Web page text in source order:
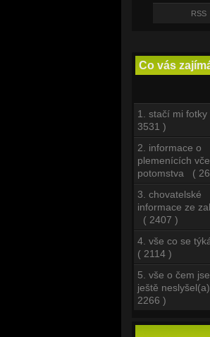
RSS
Co vás
1. stačí mi
3531 )
2. informace o
plemenících
potomstva (
3. chovatelské
informace ze
( 2407 )
4. vše co se
( 2114 )
5. vše o čem
ještě
2266 )